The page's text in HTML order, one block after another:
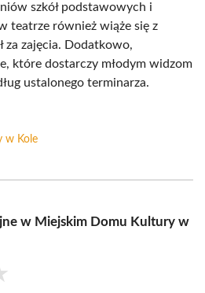
szkół podstawowych i
teatrze również wiąże się z
za zajęcia. Dodatkowo,
które dostarczy młodym widzom
ustalonego terminarza.
w Kole
w Miejskim Domu Kultury w